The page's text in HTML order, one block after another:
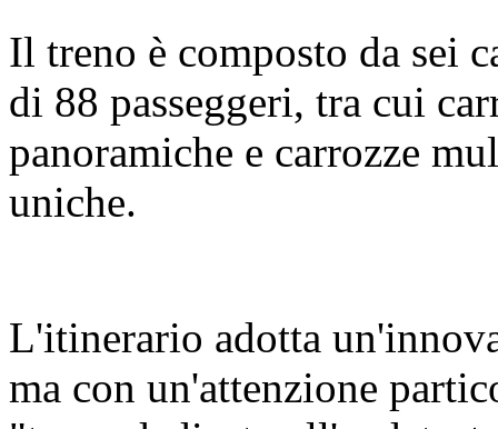
Il treno è composto da sei
di 88 passeggeri, tra cui
panoramiche e carrozze
uniche.
L'itinerario adotta
ma con un'attenzione